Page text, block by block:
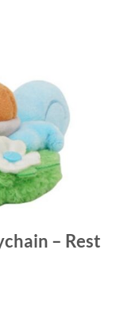
– Rest